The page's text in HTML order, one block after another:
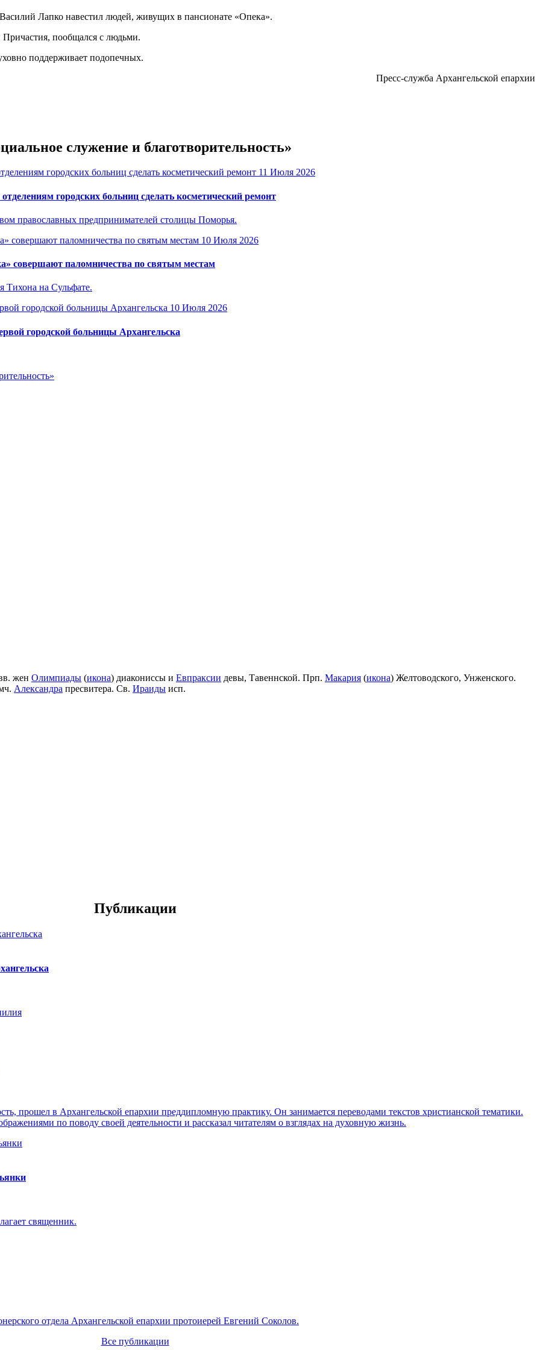
Лапко навестил людей, живущих в пансионате «Опека».
пообщался с людьми.
поддерживает подопечных.
Пресс-служба Архангельской епархии
служение и благотворительность»
11 Июля 2026
городских больниц сделать косметический ремонт
православных предпринимателей столицы Поморья.
10 Июля 2026
совершают паломничества по святым местам
Тихона на Сульфате.
10 Июля 2026
городской больницы Архангельска
жен Олимпиады (икона) диакониссы и Евпраксии девы, Тавеннской. Прп. Макария (икона) Желтоводского, Унженского.
Александра пресвитера. Св. Ираиды исп.
Публикации
прошел в Архангельской епархии преддипломную практику. Он занимается переводами текстов христианской тематики.
по поводу своей деятельности и рассказал читателям о взглядах на духовную жизнь.
священник.
отдела Архангельской епархии протоиерей Евгений Соколов.
Все публикации